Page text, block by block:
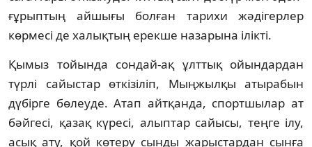
ғұрыптың айшығы болған тарихи жәдігерлер
көрмесі де халықтың ерекше назарына ілікті.
Қымыз тойында сондай-ақ ұлттық ойындардан
түрлі сайыстар өткізіліп, Мыңжылқы атырабын
дүбірге бөлеуде. Атап айтқанда, спортшылар ат
бәйгесі, қазақ күресі, алыптар сайысы, теңге ілу,
асық ату, қой көтеру сынды жарыстардан сынға